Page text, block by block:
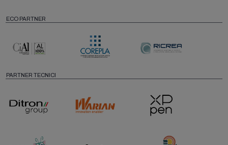
ECO PARTNER
PARTNER TECNICI